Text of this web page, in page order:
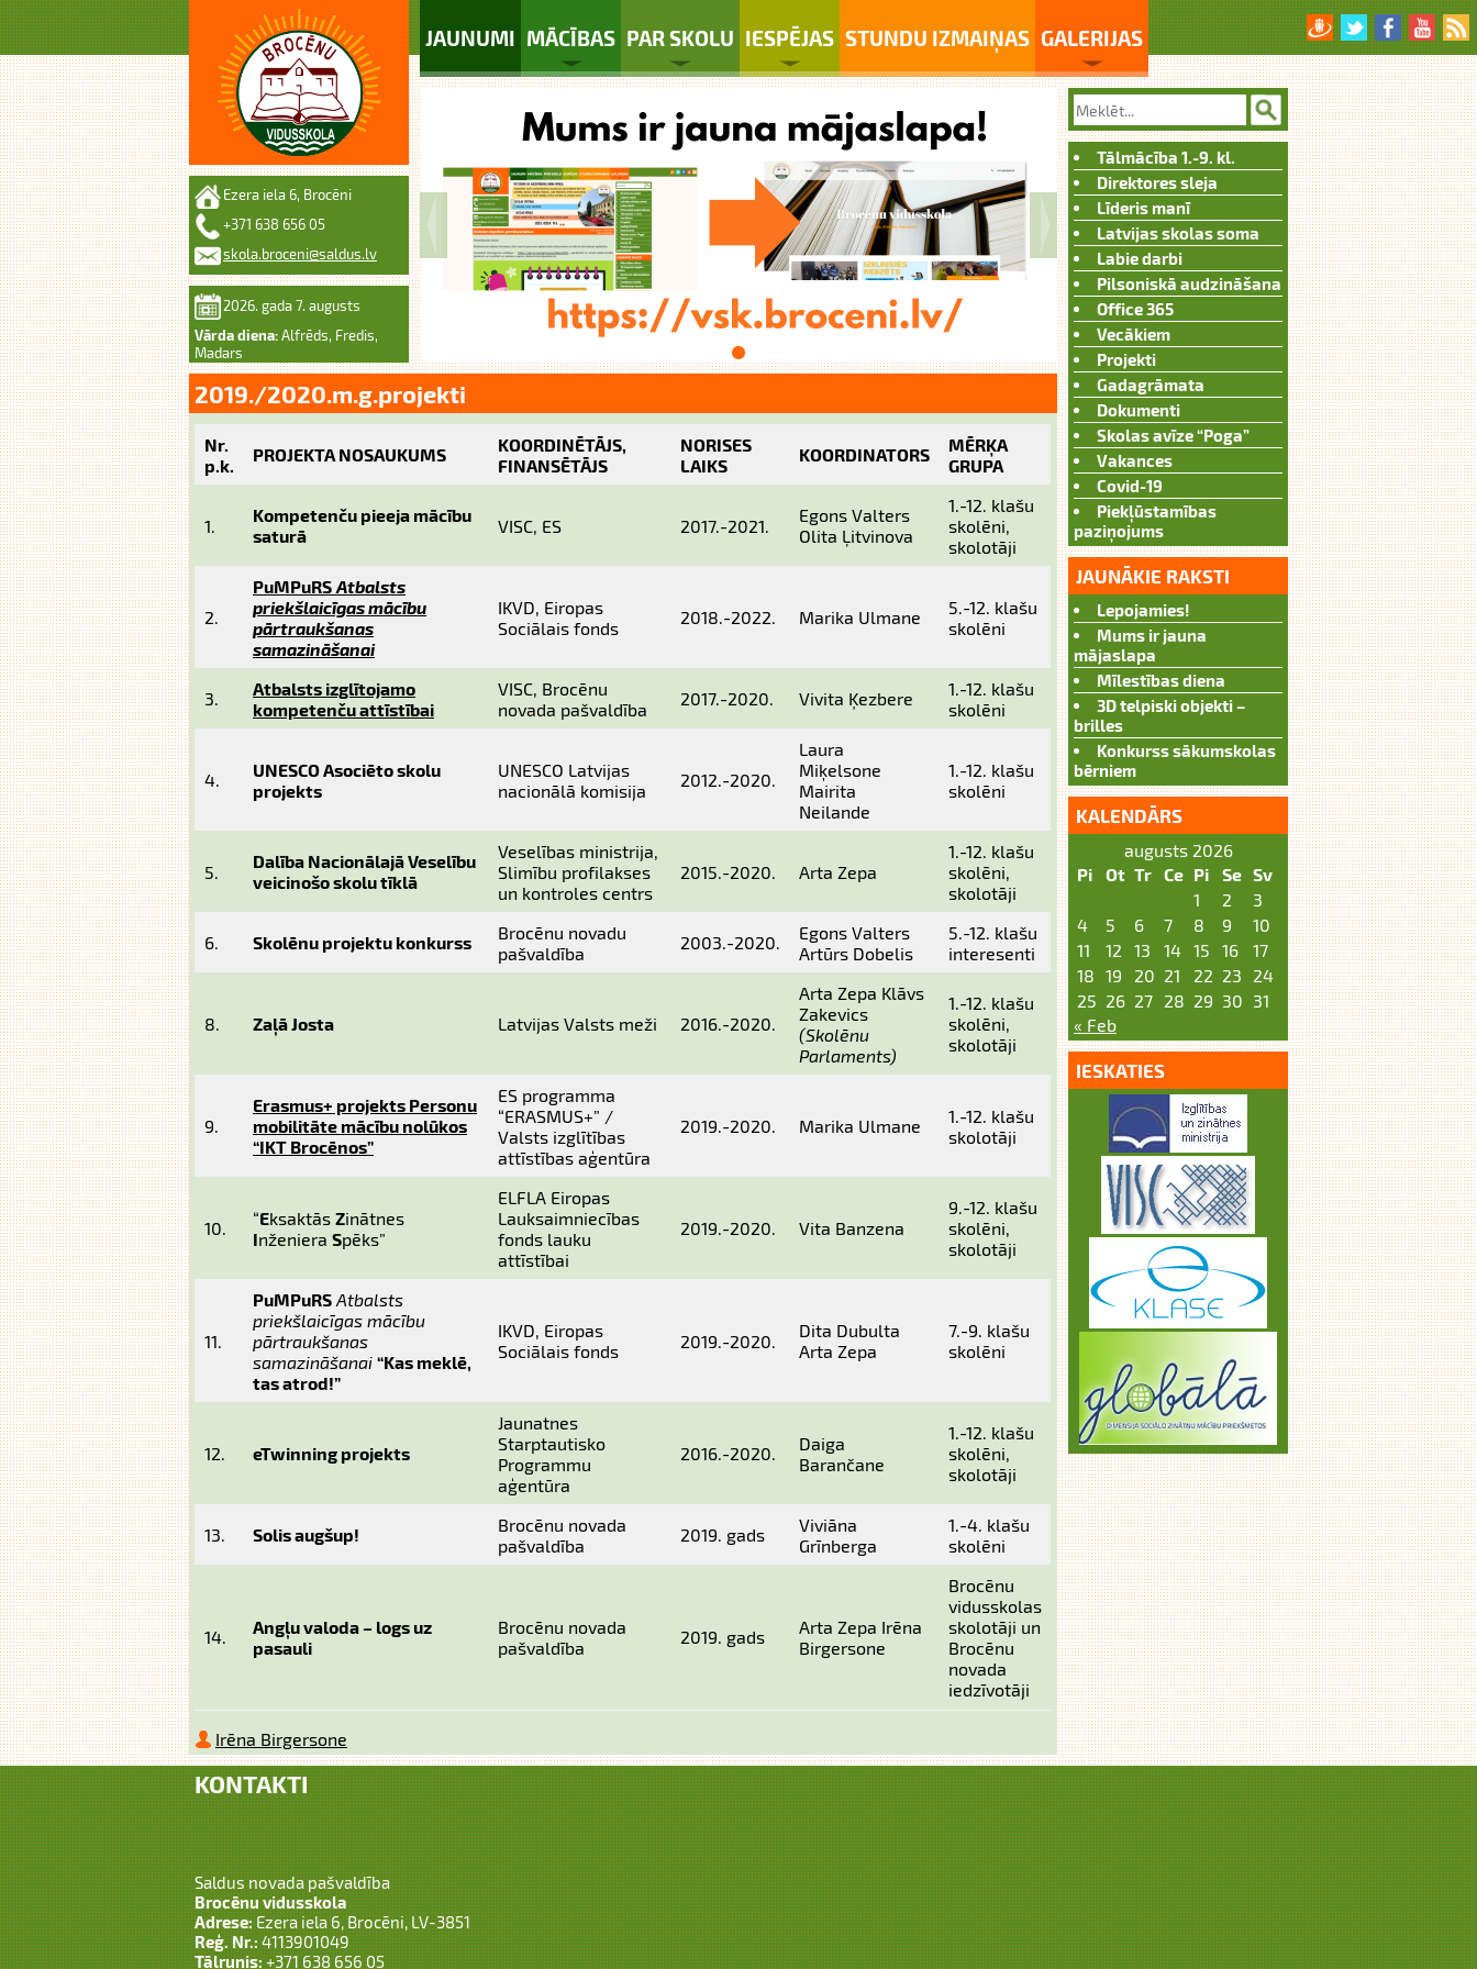
JAUNUMI MĀCĪBAS PAR SKOLU IESPĒJAS STUNDU IZMAIŅAS GALERIJAS
Ezera iela 6, Brocēni
+371 638 656 05
skola.broceni@saldus.lv
2026. gada 7. augusts
Vārda diena: Alfrēds, Fredis,
Madars
2019./2020.m.g.projekti
Nr.
p.k.
PROJEKTA NOSAUKUMS
KOORDINĒTĀJS,
FINANSĒTĀJS
NORISES
LAIKS
KOORDINATORS
MĒRĶA
GRUPA
1.
Kompetenču pieeja mācību
saturā
VISC, ES 2017.-2021.
Egons Valters
Olita Ļitvinova
1.-12. klašu
skolēni,
skolotāji
2.
PuMPuRS Atbalsts
priekšlaicīgas mācību
pārtraukšanas
samazināšanai
IKVD, Eiropas
Sociālais fonds
2018.-2022. Marika Ulmane
5.-12. klašu
skolēni
3.
Atbalsts izglītojamo
kompetenču attīstībai
VISC, Brocēnu
novada pašvaldība
2017.-2020. Vivita Ķezbere
1.-12. klašu
skolēni
4.
UNESCO Asociēto skolu
projekts
UNESCO Latvijas
nacionālā komisija
2012.-2020.
Laura
Miķelsone
Mairita
Neilande
1.-12. klašu
skolēni
5.
Dalība Nacionālajā Veselību
veicinošo skolu tīklā
Veselības ministrija,
Slimību profilakses
un kontroles centrs
2015.-2020. Arta Zepa
1.-12. klašu
skolēni,
skolotāji
6. Skolēnu projektu konkurss
Brocēnu novadu
pašvaldība
2003.-2020.
Egons Valters
Artūrs Dobelis
5.-12. klašu
interesenti
8. Zaļā Josta Latvijas Valsts meži 2016.-2020.
Arta Zepa Klāvs
Zakevics
(Skolēnu
Parlaments)
1.-12. klašu
skolēni,
skolotāji
9.
Erasmus+ projekts Personu
mobilitāte mācību nolūkos
“IKT Brocēnos”
ES programma
“ERASMUS+” /
Valsts izglītības
attīstības aģentūra
2019.-2020. Marika Ulmane
1.-12. klašu
skolotāji
10. “Eksaktās Zinātnes
Inženiera Spēks”
ELFLA Eiropas
Lauksaimniecības
fonds lauku
attīstībai
2019.-2020. Vita Banzena
9.-12. klašu
skolēni,
skolotāji
11.
PuMPuRS Atbalsts
priekšlaicīgas mācību
pārtraukšanas
samazināšanai “Kas meklē,
tas atrod!”
IKVD, Eiropas
Sociālais fonds
2019.-2020.
Dita Dubulta
Arta Zepa
7.-9. klašu
skolēni
12. eTwinning projekts
Jaunatnes
Starptautisko
Programmu
aģentūra
2016.-2020.
Daiga
Barančane
1.-12. klašu
skolēni,
skolotāji
13. Solis augšup!
Brocēnu novada
pašvaldība
2019. gads
Viviāna
Grīnberga
1.-4. klašu
skolēni
14.
Angļu valoda – logs uz
pasauli
Brocēnu novada
pašvaldība
2019. gads
Arta Zepa Irēna
Birgersone
Brocēnu
vidusskolas
skolotāji un
Brocēnu
novada
iedzīvotāji
Irēna Birgersone
Tālmācība 1.-9. kl.
Direktores sleja
Līderis manī
Latvijas skolas soma
Labie darbi
Pilsoniskā audzināšana
Office 365
Vecākiem
Projekti
Gadagrāmata
Dokumenti
Skolas avīze “Poga”
Vakances
Covid-19
Piekļūstamības
paziņojums
JAUNĀKIE RAKSTI
Lepojamies!
Mums ir jauna
mājaslapa
Mīlestības diena
3D telpiski objekti –
brilles
Konkurss sākumskolas
bērniem
KALENDĀRS
augusts 2026
Pi
Ot Tr Ce Pi Se Sv
1
2
3
4
5 6 7 8 9
10
11
12 13 14 15 16
17
18 19 20 21 22 23
24
25 26 27 28 29 30 31
« Feb
IESKATIES
KONTAKTI
Saldus novada pašvaldība
Brocēnu vidusskola
Adrese:Ezera iela 6, Brocēni, LV-3851
Reģ. Nr.:4113901049
Tālrunis:+371 638 656 05